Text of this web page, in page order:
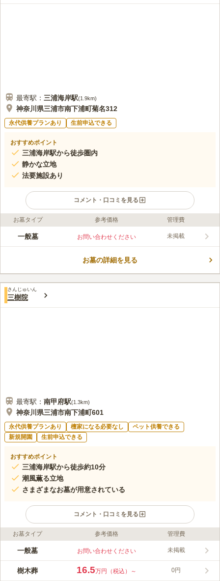
最寄駅： 三浦海岸駅(1.9km)
神奈川県三浦市南下浦町菊名312
永代供養プランあり 生前申込できる
おすすめポイント
三浦海岸駅から徒歩圏内
静かな立地
法要施設あり
コメント・口コミを見る
ライフドット編集部のコメント
菊名海水浴場にほど近い、永楽寺の寺院墓地です。 浄土宗の方
線からアクセスが良いため、車でのアクセスも便利です。 近く
口コミ評価
この霊園はまだ誰からも評価されていません。
お墓タイプ 参考価格 管理費
一般墓 お問い合わせください 未掲載
お墓の詳細を見る
さんじゅいん
三樹院
最寄駅： 南甲府駅(1.3km)
神奈川県三浦市南下浦町601
永代供養プランあり 檀家になる必要なし
ペット供養できる
新規開園
生前申込できる
おすすめポイント
三浦海岸駅から徒歩約10分
潮風薫る立地
さまざまなお墓が用意されている
コメント・口コミを見る
ライフドット編集部のコメント
たくさんの仏像を持ち、十一面観音は三浦観音十番札所、延命地
ンボルとされている十一面観音像が出迎えてくれ、左右に墓地が
広がっています。一般墓の他には、寺院によって永代に亘り供
お墓タイプ 参考価格 管理費
一般墓 お問い合わせください 未掲載
樹木葬 16.5万円（税込）～ 0円